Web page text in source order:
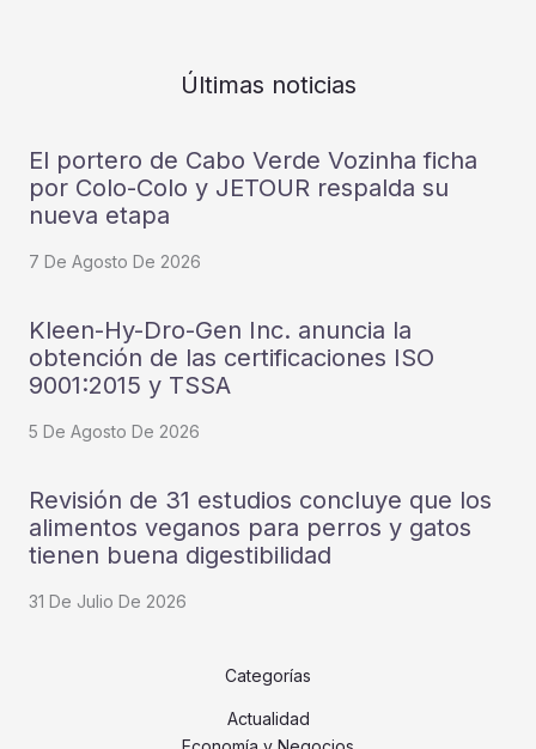
Últimas noticias
El portero de Cabo Verde Vozinha ficha
por Colo-Colo y JETOUR respalda su
nueva etapa
7 De Agosto De 2026
Kleen-Hy-Dro-Gen Inc. anuncia la
obtención de las certificaciones ISO
9001:2015 y TSSA
5 De Agosto De 2026
Revisión de 31 estudios concluye que los
alimentos veganos para perros y gatos
tienen buena digestibilidad
31 De Julio De 2026
Categorías
Actualidad